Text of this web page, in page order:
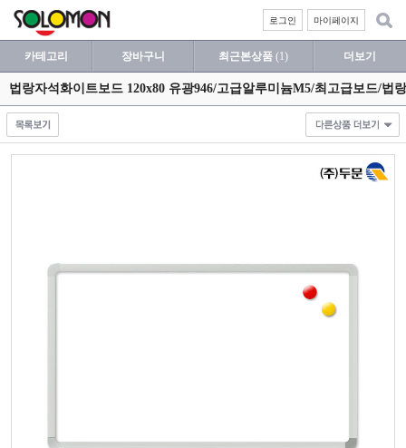
마이페이지
로그인
카테고리 장바구니 최근본상품 (1) 더보기
법랑자석화이트보드 120x80 유광946/고급알루미늄M5/최고급보드/법